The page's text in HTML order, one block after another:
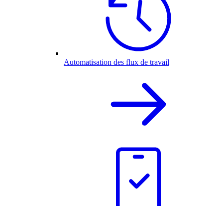
Automatisation des flux de travail